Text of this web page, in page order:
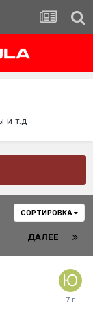
и т.д
СОРТИРОВКА
ДАЛЕЕ